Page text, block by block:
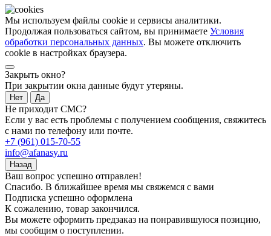
Мы используем файлы cookie и сервисы аналитики.
Продолжая пользоваться сайтом, вы принимаете Условия
обработки персональных данных. Вы можете отключить
cookie в настройках браузера.
Закрыть окно?
При закрытии окна данные будут утеряны.
Нет Да
Не приходит СМС?
Если у вас есть проблемы с получением сообщения, свяжитесь
с нами по телефону или почте.
+7 (961) 015-70-55
info@afanasy.ru
Назад
Ваш вопрос успешно отправлен!
Спасибо. В ближайшее время мы свяжемся с вами
Подписка успешно оформлена
К сожалению, товар закончился.
Вы можете оформить предзаказ на понравившуюся позицию,
мы сообщим о поступлении.